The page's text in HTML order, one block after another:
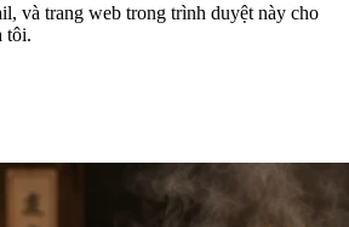
và trang web trong trình duyệt này cho
tôi.